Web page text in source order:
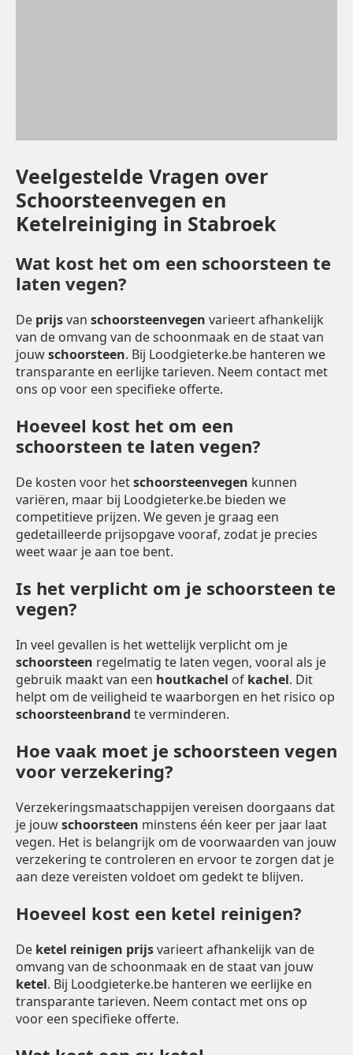
Veelgestelde Vragen over
Schoorsteenvegen en
Ketelreiniging in Stabroek
Wat kost het om een schoorsteen te
laten vegen?
De prijsvan schoorsteenvegen varieert afhankelijk
van de omvang van de schoonmaak en de staat van
jouwschoorsteen. Bij Loodgieterke.be hanteren we
transparante en eerlijke tarieven. Neem contact met
ons op voor een specifieke offerte.
Hoeveel kost het om een
schoorsteen te laten vegen?
De kosten voor hetschoorsteenvegen kunnen
variëren, maar bij Loodgieterke.be bieden we
competitieve prijzen. We geven je graag een
gedetailleerde prijsopgave vooraf, zodat je precies
weet waar je aan toe bent.
Is het verplicht om je schoorsteen te
vegen?
In veel gevallen is het wettelijk verplicht om je
schoorsteen regelmatig te laten vegen, vooral als je
gebruik maakt van een houtkachel of kachel. Dit
helpt om de veiligheid te waarborgen en het risico op
schoorsteenbrand te verminderen.
Hoe vaak moet je schoorsteen vegen
voor verzekering?
Verzekeringsmaatschappijen vereisen doorgaans dat
je jouwschoorsteen minstens één keer per jaar laat
vegen. Het is belangrijk om de voorwaarden van jouw
verzekering te controleren en ervoor te zorgen dat je
aan deze vereisten voldoet om gedekt te blijven.
Hoeveel kost een ketel reinigen?
De ketel reinigen prijsvarieert afhankelijk van de
omvang van de schoonmaak en de staat van jouw
ketel. Bij Loodgieterke.be hanteren we eerlijke en
transparante tarieven. Neem contact met ons op
voor een specifieke offerte.